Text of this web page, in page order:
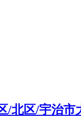
北区/宇治市